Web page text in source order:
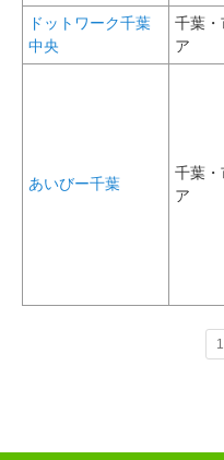
ドットワーク千葉
中央
千葉・
ア
あいびー千葉
千葉・
ア